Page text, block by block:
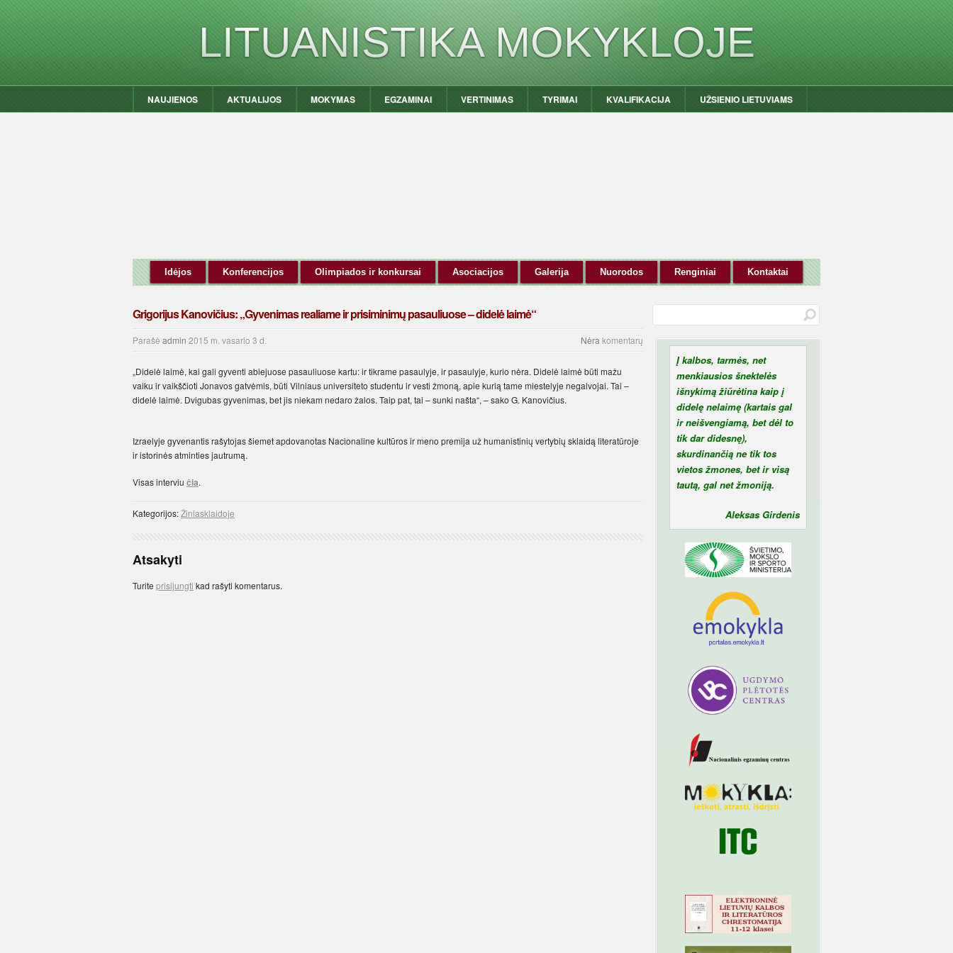
LITUANISTIKA MOKYKLOJE
NAUJIENOS AKTUALIJOS MOKYMAS EGZAMINAI VERTINIMAS TYRIMAI KVALIFIKACIJA UŽSIENIO LIETUVIAMS
Idėjos Konferencijos Olimpiados ir konkursai Asociacijos Galerija Nuorodos Renginiai Kontaktai
Grigorijus Kanovičius: „Gyvenimas realiame ir prisiminimų pasauliuose – didelė laimė“
Parašė admin 2015 m. vasario 3 d. Nėra komentarų
„Didelė laimė, kai gali gyventi abiejuose pasauliuose kartu: ir tikrame pasaulyje, ir pasaulyje, kurio nėra. Didelė laimė būti mažu
vaiku ir vaikščioti Jonavos gatvėmis, būti Vilniaus universiteto studentu ir vesti žmoną, apie kurią tame miestelyje negalvojai. Tai –
didelė laimė. Dvigubas gyvenimas, bet jis niekam nedaro žalos. Taip pat, tai – sunki našta“, – sako G. Kanovičius.
Izraelyje gyvenantis rašytojas šiemet apdovanotas Nacionaline kultūros ir meno premija už humanistinių vertybių sklaidą literatūroje
ir istorinės atminties jautrumą.
Visas interviu čia.
Kategorijos:Žiniasklaidoje
Atsakyti
Turite prisijungti kad rašyti komentarus.
Į kalbos, tarmės, net
menkiausios šnektelės
išnykimą žiūrėtina kaip į
didelę nelaimę (kartais gal
ir neišvengiamą, bet dėl to
tik dar didesnę),
skurdinančią ne tik tos
vietos žmones, bet ir visą
tautą, gal net žmoniją.
Aleksas Girdenis